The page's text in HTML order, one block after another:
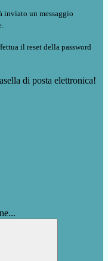
inviato un messaggio
il reset della password
di posta elettronica!